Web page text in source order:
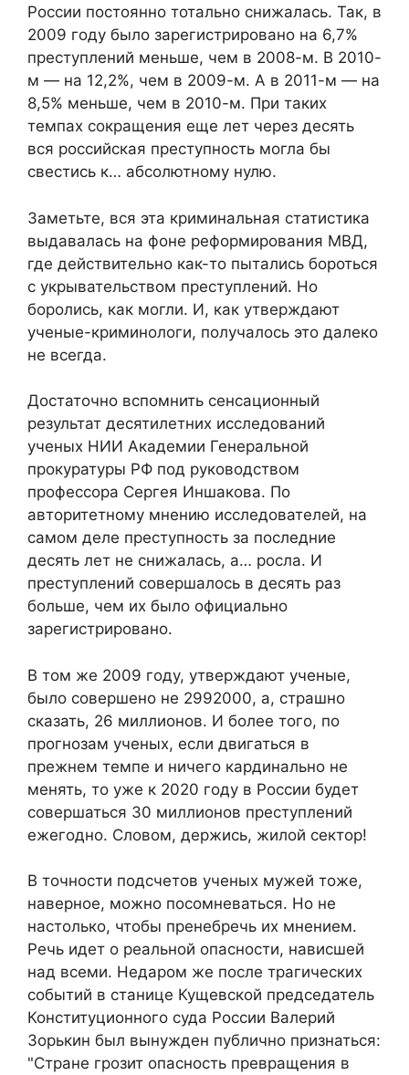
России постоянно тотально снижалась. Так, в
2009 году было зарегистрировано на 6,7%
преступлений меньше, чем в 2008-м. В 2010-
м — на 12,2%, чем в 2009-м. А в 2011-м — на
8,5% меньше, чем в 2010-м. При таких
темпах сокращения еще лет через десять
вся российская преступность могла бы
свестись к… абсолютному нулю.
Заметьте, вся эта криминальная статистика
выдавалась на фоне реформирования МВД,
где действительно как-то пытались бороться
с укрывательством преступлений. Но
боролись, как могли. И, как утверждают
ученые-криминологи, получалось это далеко
не всегда.
Достаточно вспомнить сенсационный
результат десятилетних исследований
ученых НИИ Академии Генеральной
прокуратуры РФ под руководством
профессора Сергея Иншакова. По
авторитетному мнению исследователей, на
самом деле преступность за последние
десять лет не снижалась, а… росла. И
преступлений совершалось в десять раз
больше, чем их было официально
зарегистрировано.
В том же 2009 году, утверждают ученые,
было совершено не 2992000, а, страшно
сказать, 26 миллионов. И более того, по
прогнозам ученых, если двигаться в
прежнем темпе и ничего кардинально не
менять, то уже к 2020 году в России будет
совершаться 30 миллионов преступлений
ежегодно. Словом, держись, жилой сектор!
В точности подсчетов ученых мужей тоже,
наверное, можно посомневаться. Но не
настолько, чтобы пренебречь их мнением.
Речь идет о реальной опасности, нависшей
над всеми. Недаром же после трагических
событий в станице Кущевской председатель
Конституционного суда России Валерий
Зорькин был вынужден публично признаться:
"Стране грозит опасность превращения в